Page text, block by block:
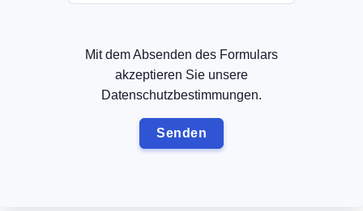
Mit dem Absenden des Formulars
akzeptieren Sie unsere
Datenschutzbestimmungen.